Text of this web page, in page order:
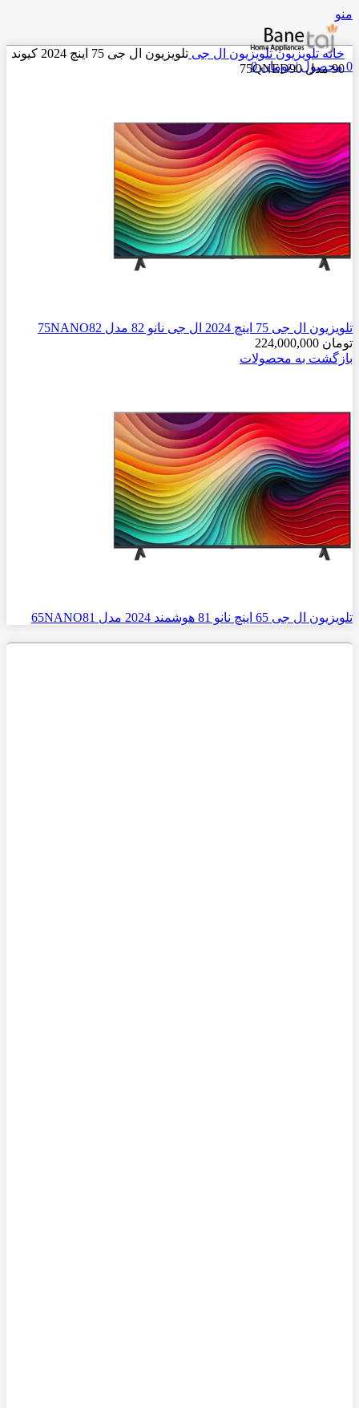
منو
0 محصول / تومان0
خانهتلویزیونتلویزیون ال جی
تلویزیون ال جی 75 اینچ 2024 کیوند
90 مدل 75QNED90
تلویزیون ال جی 75 اینچ 2024 ال جی نانو 82 مدل 75NANO82
تومان
بازگشت به محصولات
تلویزیون ال جی 65 اینچ نانو 81 هوشمند 2024 مدل 65NANO81